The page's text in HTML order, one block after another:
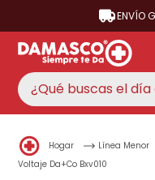
ENVÍO
¿Qué buscas el día
Hogar Línea Menor
Voltaje Da+Co Bxv010
TÉRMINOS MÁS
1. aire